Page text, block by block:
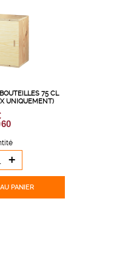
75 CL
UNIQUEMENT)
60
+
AU PANIER